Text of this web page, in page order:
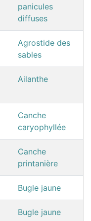
panicules
diffuses
Agrostide des
sables
Ailanthe
Canche
caryophyllée
Canche
printanière
Bugle jaune
Bugle jaune